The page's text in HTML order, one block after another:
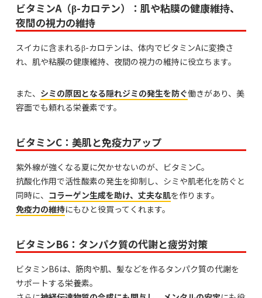
ビタミンA（β-カロテン）：肌や粘膜の健康維持、
夜間の視力の維持
スイカに含まれるβ-カロテンは、体内でビタミンAに変換さ
れ、肌や粘膜の健康維持、夜間の視力の維持に役立ちます。
また、 シミの原因となる隠れジミの発生を防ぐ働きがあり、美
容面でも頼れる栄養素です。
ビタミンC：美肌と免疫力アップ
紫外線が強くなる夏に欠かせないのが、ビタミンC。
抗酸化作用で活性酸素の発生を抑制し、シミや肌老化を防ぐと
同時に、 コラーゲン生成を助け、丈夫な肌を作ります。
免疫力の維持にもひと役買ってくれます。
ビタミンB6：タンパク質の代謝と疲労対策
ビタミンB6は、筋肉や肌、髪などを作るタンパク質の代謝を
サポートする栄養素。